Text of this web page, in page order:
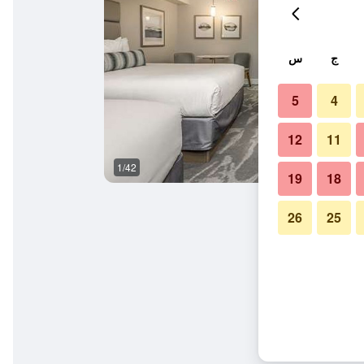
1/42
ج س
4
5
11
12
18
19
25
26